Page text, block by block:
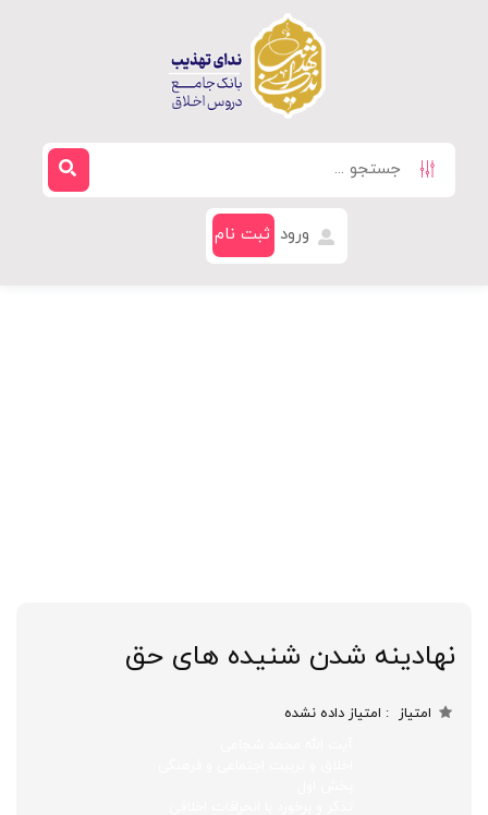
ورود ثبت نام
نهادینه شدن شنیده های حق
امتیاز امتیاز داده نشده